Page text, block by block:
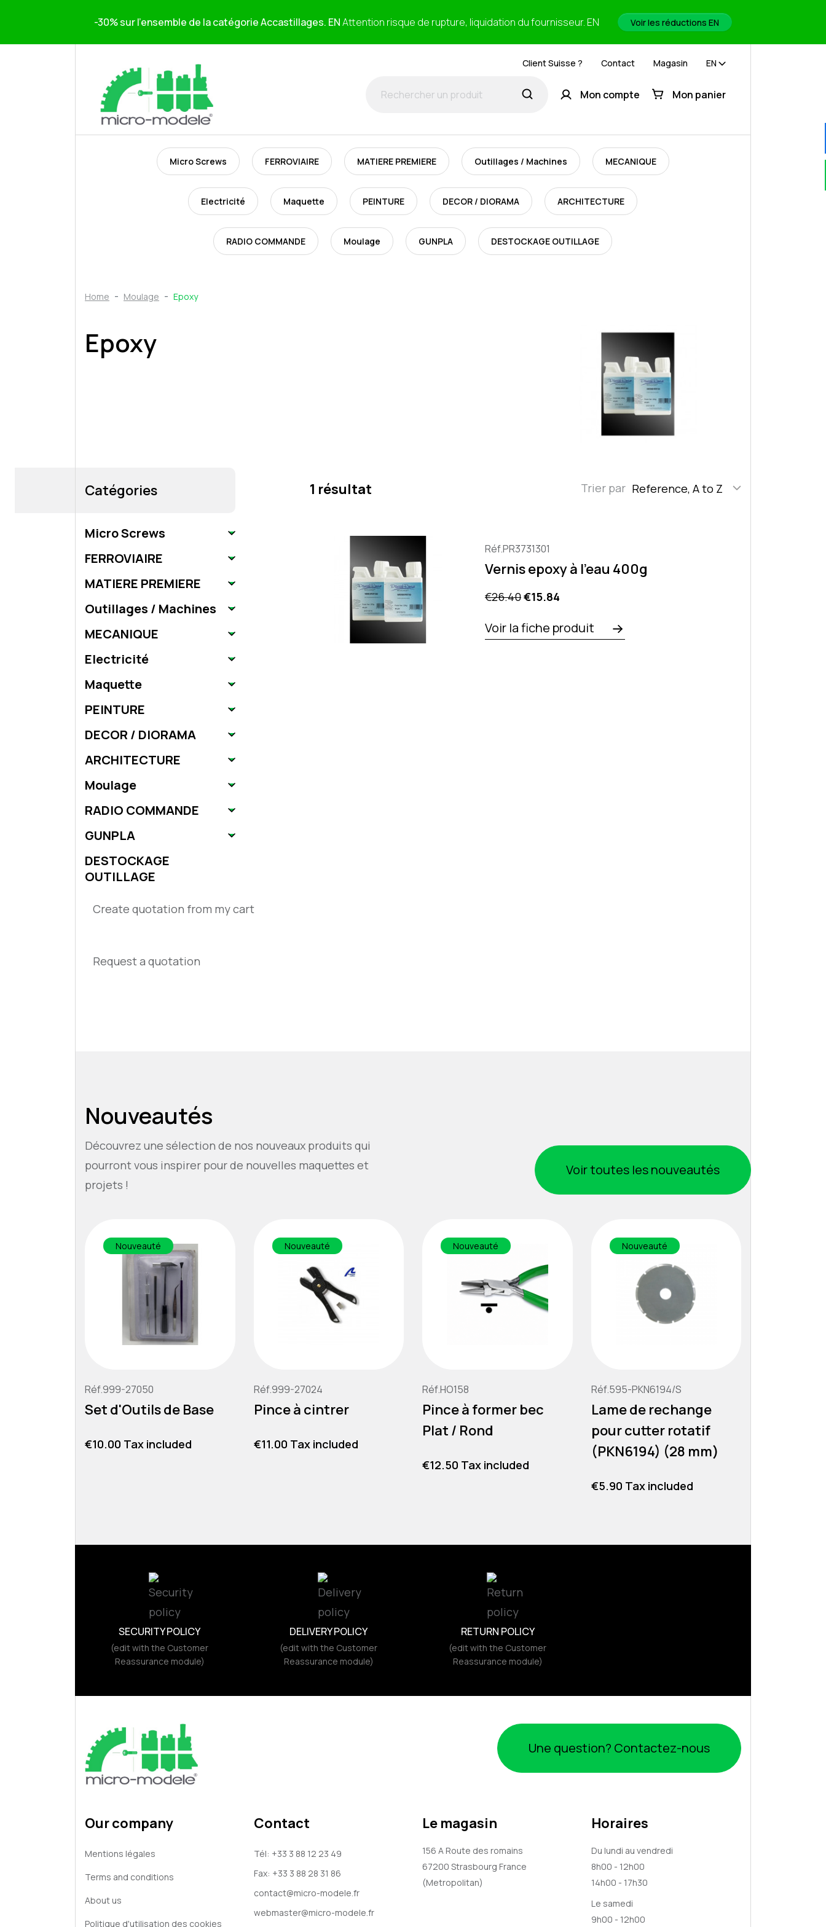
-30% sur l'ensemble de la catégorie Accastillages. ENAttention risque de rupture, liquidation du fournisseur. EN Voir les réductions EN
Client Suisse ? Contact Magasin EN
Mon compte Mon panier
Micro Screws FERROVIAIRE MATIERE PREMIERE Outillages / Machines MECANIQUE
Electricité Maquette PEINTURE DECOR / DIORAMA ARCHITECTURE
RADIO COMMANDE Moulage GUNPLA DESTOCKAGE OUTILLAGE
Home Moulage Epoxy
Epoxy
Catégories
Micro Screws
FERROVIAIRE
MATIERE PREMIERE
Outillages / Machines
MECANIQUE
Electricité
Maquette
PEINTURE
DECOR / DIORAMA
ARCHITECTURE
Moulage
RADIO COMMANDE
GUNPLA
DESTOCKAGE
OUTILLAGE
Create quotation from my cart
Request a quotation
1 résultat Trier par Reference, A to Z
Réf.PR3731301
Vernis epoxy à l'eau 400g
Regular price
€26.40Price
€15.84
Voir la fiche produit
Nouveautés
Découvrez une sélection de nos nouveaux produits qui
pourront vous inspirer pour de nouvelles maquettes et
projets !
Voir toutes les nouveautés
Réf.999-27050
Set d'Outils de Base
Price
€10.00 Tax included
Nouveauté
Réf.999-27024
Pince à cintrer
Price
€11.00 Tax included
Nouveauté
Réf.HO158
Pince à former bec
Plat / Rond
Price
€12.50 Tax included
Nouveauté
Réf.595-PKN6194/S
Lame de rechange
pour cutter rotatif
(PKN6194) (28 mm)
Price
€5.90 Tax included
Nouveauté
SECURITY POLICY
(edit with the Customer
Reassurance module)
DELIVERY POLICY
(edit with the Customer
Reassurance module)
RETURN POLICY
(edit with the Customer
Reassurance module)
Une question? Contactez-nous
Our company
Mentions légales
Terms and conditions
About us
Politique d'utilisation des cookies
Contact
Tél: +33 3 88 12 23 49
Fax: +33 3 88 28 31 86
contact@micro-modele.fr
webmaster@micro-modele.fr
Le magasin
156 A Route des romains
67200 Strasbourg France
(Metropolitan)
Horaires
Du lundi au vendredi
8h00 - 12h00
14h00 - 17h30
Le samedi
9h00 - 12h00